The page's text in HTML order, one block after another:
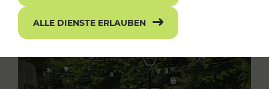
ALLE DIENSTE ERLAUBEN